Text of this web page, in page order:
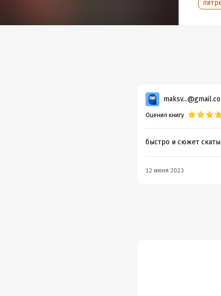
Оценил книгу
быстро и сюжет
12 июня 2023